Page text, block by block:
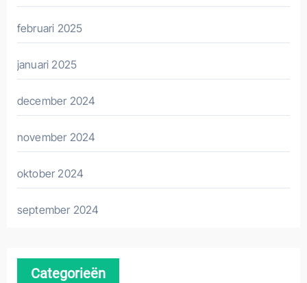
februari 2025
januari 2025
december 2024
november 2024
oktober 2024
september 2024
Categorieën